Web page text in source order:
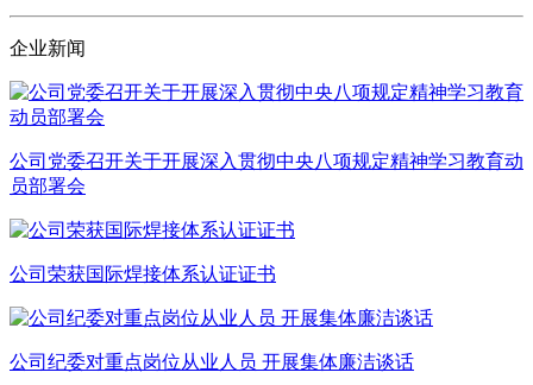
企业新闻
公司党委召开关于开展深入贯彻中央八项规定精神学习教育动
员部署会
公司荣获国际焊接体系认证证书
公司纪委对重点岗位从业人员 开展集体廉洁谈话